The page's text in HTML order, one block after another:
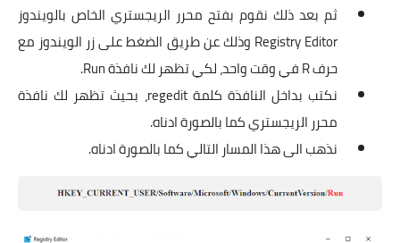
ثم بعد ذلك نقوم بفتح محرر الريجستري الخاص بالويندوز
Registry Editor وذلك عن طريق الضغط على زر الويندوز مع
حرف R في وقت واحد، لكي تظهر لك نافذة Run.
نكتب بداخل النافذة كلمة regedit، بحيث تظهر لك نافذة
محرر الريجستري كما بالصورة ادناه.
نذهب الى هذا المسار التالي كما بالصورة ادناه.